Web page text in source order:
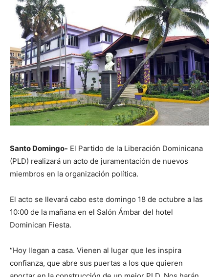
Santo Domingo- El Partido de la Liberación Dominicana
(PLD) realizará un acto de juramentación de nuevos
miembros en la organización política.
El acto se llevará cabo este domingo 18 de octubre a las
10:00 de la mañana en el Salón Ámbar del hotel
Dominican Fiesta.
“Hoy llegan a casa. Vienen al lugar que les inspira
confianza, que abre sus puertas a los que quieren